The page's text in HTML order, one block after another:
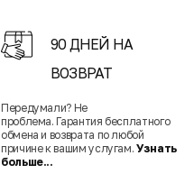
90 ДНЕЙ НА
ВОЗВРАТ
Передумали? Не
проблема. Гарантия бесплатного
обмена и возврата по любой
причине к вашим услугам. Узнать
больше...